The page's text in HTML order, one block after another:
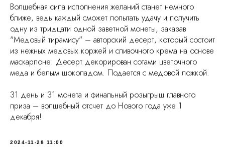
Волшебная сила исполнения желаний станет немного
ближе, ведь каждый сможет попытать удачу и получить
одну из тридцати одной заветной монеты, заказав
"Медовый тирамису" – авторский десерт, который состоит
из нежных медовых коржей и сливочного крема на основе
маскарпоне. Десерт декорирован сотами цветочного
меда и белым шоколадом. Подается с медовой ложкой.
31 день и 31 монета и финальный розыгрыш главного
приза – волшебный отсчет до Нового года уже 1
декабря!
2024-11-28 11:00